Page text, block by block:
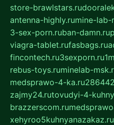
store-brawlstars.ru
antenna-highly.rumine-lab-
3-sex-porn.ruban-damn.ru
viagra-tablet.rufasbags.ru
fincontech.ru3sexporn.ru
rebus-toys.ruminelab-
medsprawo-4-ka.ru
zajmy24.rutovudyi-4-
brazzerscom.ru
xehyroo5kuhnyanazakaz.ru